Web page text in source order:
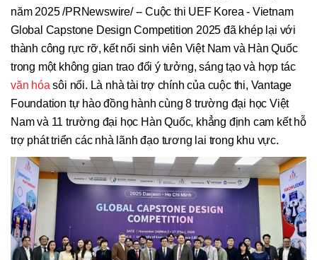
năm 2025 /PRNewswire/ -- Cuộc thi UEF Korea - Vietnam
Global Capstone Design Competition 2025 đã khép lại với
thành công rực rỡ, kết nối sinh viên Việt Nam và Hàn Quốc
trong một không gian trao đổi ý tưởng, sáng tạo và hợp tác
văn hóa sôi nổi. Là nhà tài trợ chính của cuộc thi, Vantage
Foundation tự hào đồng hành cùng 8 trường đại học Việt
Nam và 11 trường đại học Hàn Quốc, khẳng định cam kết hỗ
trợ phát triển các nhà lãnh đạo tương lai trong khu vực.